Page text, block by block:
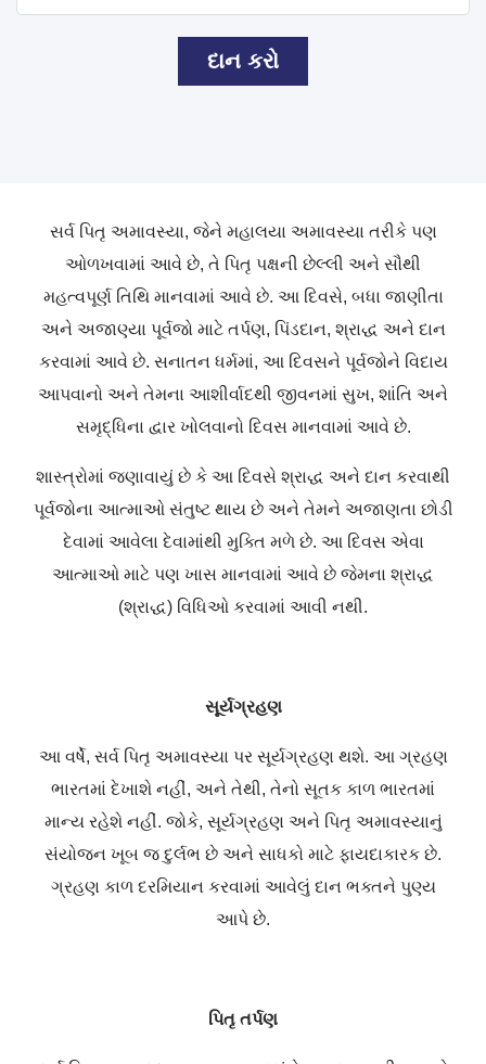
દાન કરો
સર્વ પિતૃ અમાવસ્યા, જેને મહાલયા અમાવસ્યા તરીકે પણ
ઓળખવામાં આવે છે, તે પિતૃ પક્ષની છેલ્લી અને સૌથી
મહત્વપૂર્ણ તિથિ માનવામાં આવે છે. આ દિવસે, બધા જાણીતા
અને અજાણ્યા પૂર્વજો માટે તર્પણ, પિંડદાન, શ્રાદ્ધ અને દાન
કરવામાં આવે છે. સનાતન ધર્મમાં, આ દિવસને પૂર્વજોને વિદાય
આપવાનો અને તેમના આશીર્વાદથી જીવનમાં સુખ, શાંતિ અને
સમૃદ્ધિના દ્વાર ખોલવાનો દિવસ માનવામાં આવે છે.
શાસ્ત્રોમાં જણાવાયું છે કે આ દિવસે શ્રાદ્ધ અને દાન કરવાથી
પૂર્વજોના આત્માઓ સંતુષ્ટ થાય છે અને તેમને અજાણતા છોડી
દેવામાં આવેલા દેવામાંથી મુક્તિ મળે છે. આ દિવસ એવા
આત્માઓ માટે પણ ખાસ માનવામાં આવે છે જેમના શ્રાદ્ધ
(શ્રાદ્ધ) વિધિઓ કરવામાં આવી નથી.
સૂર્યગ્રહણ
આ વર્ષે, સર્વ પિતૃ અમાવસ્યા પર સૂર્યગ્રહણ થશે. આ ગ્રહણ
ભારતમાં દેખાશે નહીં, અને તેથી, તેનો સૂતક કાળ ભારતમાં
માન્ય રહેશે નહીં. જોકે, સૂર્યગ્રહણ અને પિતૃ અમાવસ્યાનું
સંયોજન ખૂબ જ દુર્લભ છે અને સાધકો માટે ફાયદાકારક છે.
ગ્રહણ કાળ દરમિયાન કરવામાં આવેલું દાન ભક્તને પુણ્ય
આપે છે.
પિતૃ તર્પણ